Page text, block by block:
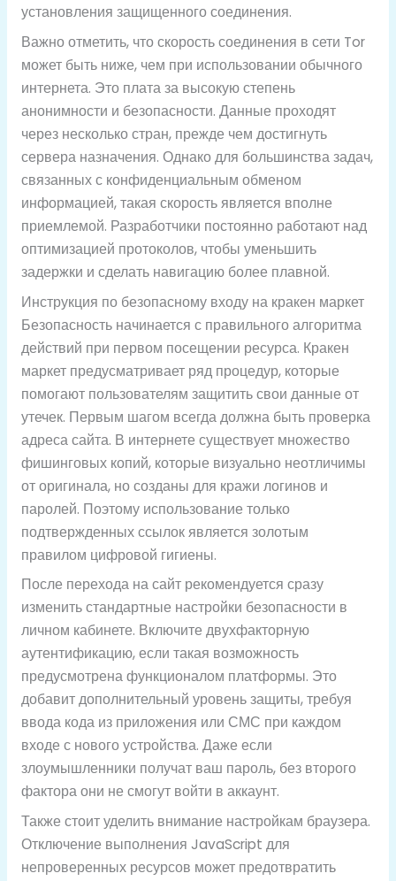
установления защищенного соединения.
Важно отметить, что скорость соединения в сети Tor
может быть ниже, чем при использовании обычного
интернета. Это плата за высокую степень
анонимности и безопасности. Данные проходят
через несколько стран, прежде чем достигнуть
сервера назначения. Однако для большинства задач,
связанных с конфиденциальным обменом
информацией, такая скорость является вполне
приемлемой. Разработчики постоянно работают над
оптимизацией протоколов, чтобы уменьшить
задержки и сделать навигацию более плавной.
Инструкция по безопасному входу на кракен маркет
Безопасность начинается с правильного алгоритма
действий при первом посещении ресурса. Кракен
маркет предусматривает ряд процедур, которые
помогают пользователям защитить свои данные от
утечек. Первым шагом всегда должна быть проверка
адреса сайта. В интернете существует множество
фишинговых копий, которые визуально неотличимы
от оригинала, но созданы для кражи логинов и
паролей. Поэтому использование только
подтвержденных ссылок является золотым
правилом цифровой гигиены.
После перехода на сайт рекомендуется сразу
изменить стандартные настройки безопасности в
личном кабинете. Включите двухфакторную
аутентификацию, если такая возможность
предусмотрена функционалом платформы. Это
добавит дополнительный уровень защиты, требуя
ввода кода из приложения или СМС при каждом
входе с нового устройства. Даже если
злоумышленники получат ваш пароль, без второго
фактора они не смогут войти в аккаунт.
Также стоит уделить внимание настройкам браузера.
Отключение выполнения JavaScript для
непроверенных ресурсов может предотвратить